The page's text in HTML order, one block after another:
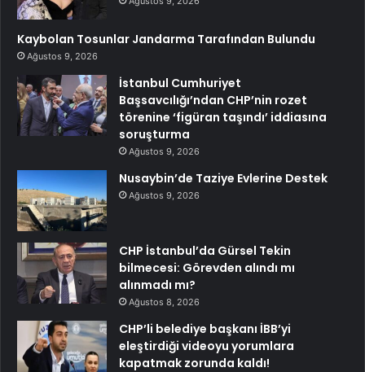
Kaybolan Tosunlar Jandarma Tarafından Bulundu
Ağustos 9, 2026
İstanbul Cumhuriyet
Başsavcılığı’ndan CHP’nin rozet
törenine ‘figüran taşındı’ iddiasına
soruşturma
Ağustos 9, 2026
Nusaybin’de Taziye Evlerine Destek
Ağustos 9, 2026
CHP İstanbul’da Gürsel Tekin
bilmecesi: Görevden alındı mı
alınmadı mı?
Ağustos 8, 2026
CHP’li belediye başkanı İBB’yi
eleştirdiği videoyu yorumlara
kapatmak zorunda kaldı!